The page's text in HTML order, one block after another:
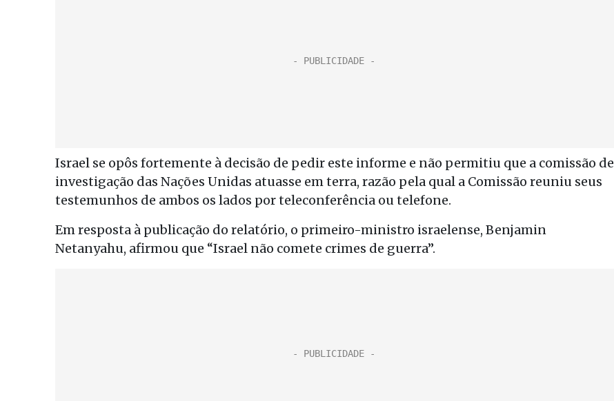
Israel se opôs fortemente à decisão de pedir este informe e não permitiu que a comissão de
investigação das Nações Unidas atuasse em terra, razão pela qual a Comissão reuniu seus
testemunhos de ambos os lados por teleconferência ou telefone.
Em resposta à publicação do relatório, o primeiro-ministro israelense, Benjamin
Netanyahu, afirmou que “Israel não comete crimes de guerra”.